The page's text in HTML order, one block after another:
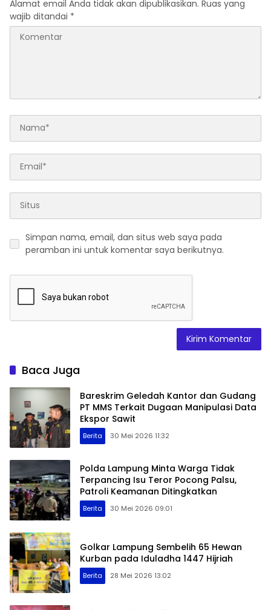
Alamat email Anda tidak akan dipublikasikan. Ruas yang
wajib ditandai *
Simpan nama, email, dan situs web saya pada
peramban ini untuk komentar saya berikutnya.
Baca Juga
Bareskrim Geledah Kantor dan Gudang
PT MMS Terkait Dugaan Manipulasi Data
Ekspor Sawit
Berita 30 Mei 2026 11:32
Polda Lampung Minta Warga Tidak
Terpancing Isu Teror Pocong Palsu,
Patroli Keamanan Ditingkatkan
Berita 30 Mei 2026 09:01
Golkar Lampung Sembelih 65 Hewan
Kurban pada Iduladha 1447 Hijriah
Berita 28 Mei 2026 13:02